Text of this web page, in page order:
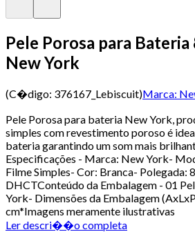
Pele Porosa para Bateria
New York
(C�digo: 376167_Lebiscuit)Marca:
Pele Porosa para bateria New York,
simples com revestimento poroso é
bateria garantindo um som mais
Especificações - Marca: New York-
Filme Simples- Cor: Branca- Polegada:
DHCTConteúdo da Embalagem - 01
York- Dimensões da Embalagem
cm*Imagens meramente ilustrativas
Ler descri��o completa